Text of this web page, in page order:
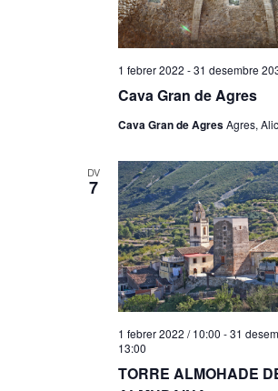
Cava Gran de Agres
1 febrer 2022 -31 desembre
Cava Gran de AgresAgres,
DV
7
TORRE ALMOHADE
1 febrer 2022 / 10:00 -31
13:00